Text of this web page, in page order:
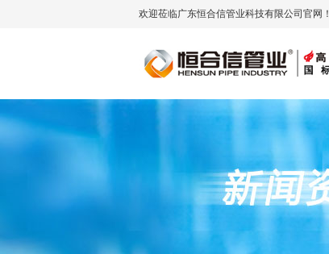
欢迎莅临广东恒合信管业科技有限公司官网！